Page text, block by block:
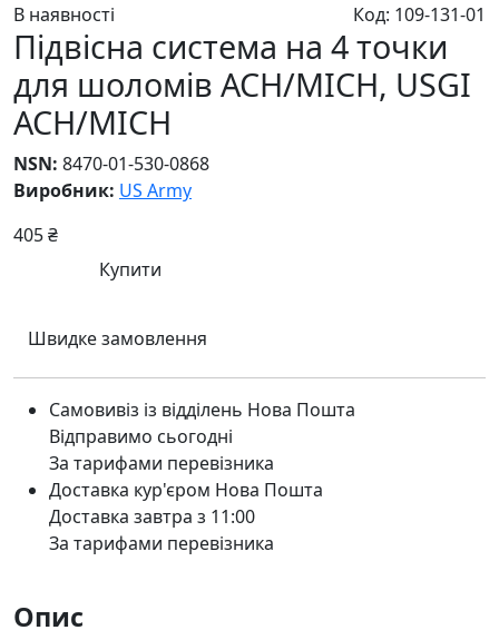
В наявності Код: 109-131-01
Підвісна система на 4 точки
для шоломів ACH/MICH, USGI
ACH/MICH
NSN: 8470-01-530-0868
Виробник: US Army
405 ₴
Купити
Швидке замовлення
Самовивіз із відділень Нова Пошта
Відправимо сьогодні
За тарифами перевізника
Доставка кур'єром Нова Пошта
Доставка завтра з 11:00
За тарифами перевізника
Опис